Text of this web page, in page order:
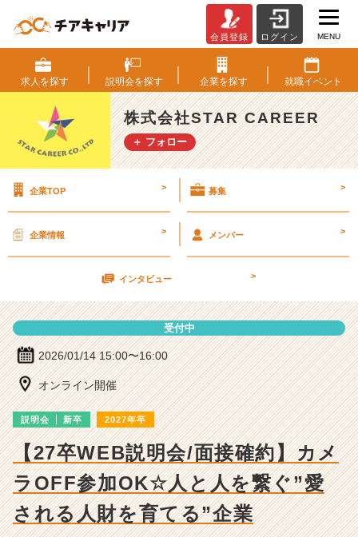
式
会
社
S
T
A
R
R
の
細
ン
チ
ャ
ー・
成
長
企
会員登録 ログイン MENU
求人を探す 説明会を探す 企業を探す 就職イベント
株式会社STAR CAREER
＋ フォロー
企業TOP > 募集 >
企業情報 > メンバー >
インタビュー >
受付中
2026/01/14 15:00〜16:00
オンライン開催
説明会 新卒 2027年卒
【27卒WEB説明会/面接確約】カメ
ラOFF参加OK☆人と人を繋ぐ”愛
される人財を育てる”企業